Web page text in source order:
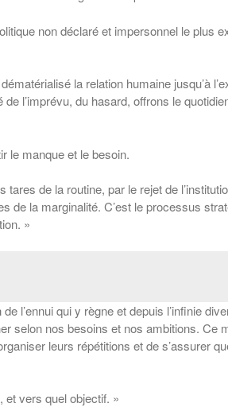
non déclaré et impersonnel le
la relation humaine jusqu’à
l’imprévu, du hasard, offrons le
le manque et le besoin.
de la routine, par le rejet de
de la marginalité. C’est le processus
»
l’ennui qui y règne et depuis l’infinie
selon nos besoins et nos ambitions.
leurs répétitions et de s’assurer
et vers quel objectif. »